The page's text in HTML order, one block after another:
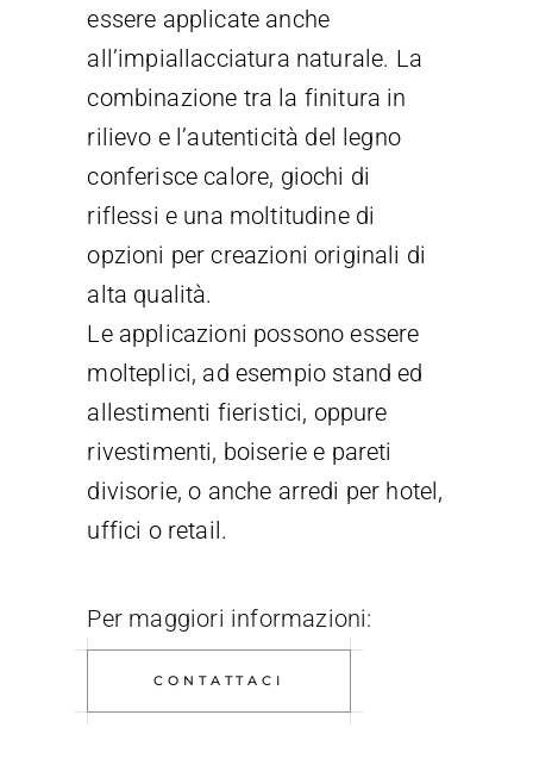
essere applicate anche
all’impiallacciatura naturale. La
combinazione tra la finitura in
rilievo e l’autenticità del legno
conferisce calore, giochi di
riflessi e una moltitudine di
opzioni per creazioni originali di
alta qualità.
Le applicazioni possono essere
molteplici, ad esempio stand ed
allestimenti fieristici, oppure
rivestimenti, boiserie e pareti
divisorie, o anche arredi per hotel,
uffici o retail.
Per maggiori informazioni:
CONTATTACI